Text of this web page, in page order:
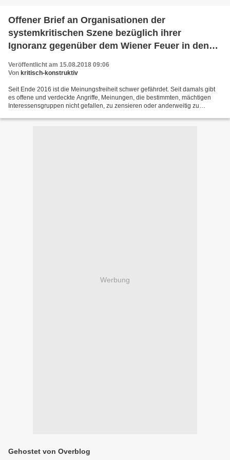
Offener Brief an Organisationen der
systemkritischen Szene bezüglich ihrer
Ignoranz gegenüber dem Wiener Feuer in den
Veröffentlicht am 15.08.2018 09:06
Von kritisch-konstruktiv
Seit Ende 2016 ist die Meinungsfreiheit schwer gefährdet. Seit damals gibt
es offene und verdeckte Angriffe, Meinungen, die bestimmten, mächtigen
Interessensgruppen nicht gefallen, zu zensieren oder anderweitig zu
Werbung
Gehostet von Overblog